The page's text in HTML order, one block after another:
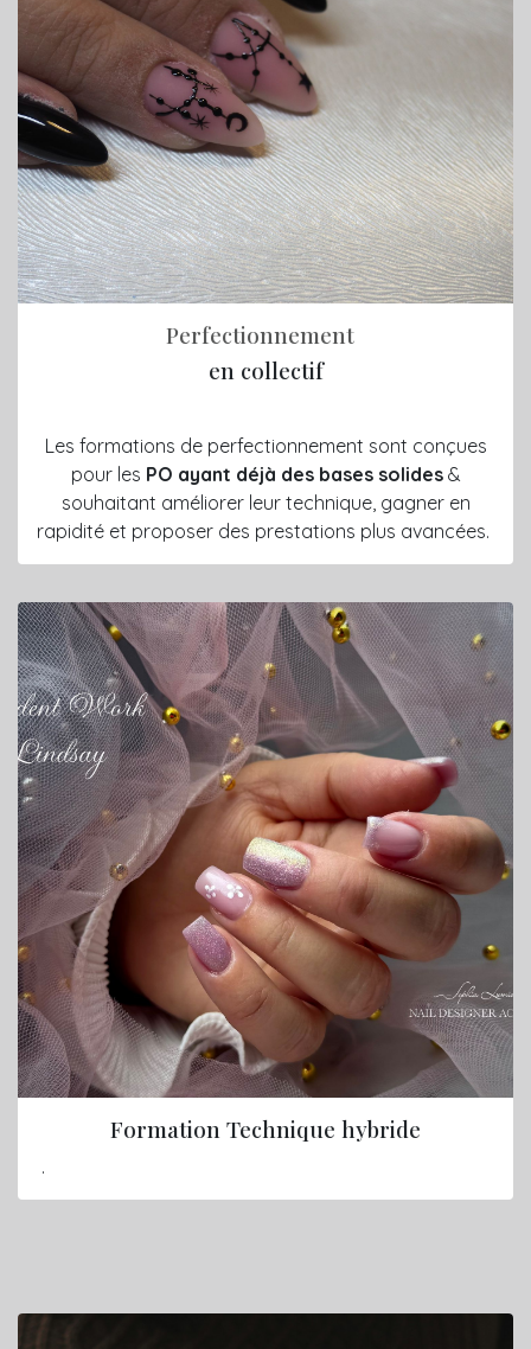
Perfectionnement
en collectif
Les formations de perfectionnement sont conçues
pour les PO ayant déjà des bases solides&
souhaitant améliorer leur technique, gagner en
rapidité et proposer des prestations plus avancées.
Formation Technique hybride
.